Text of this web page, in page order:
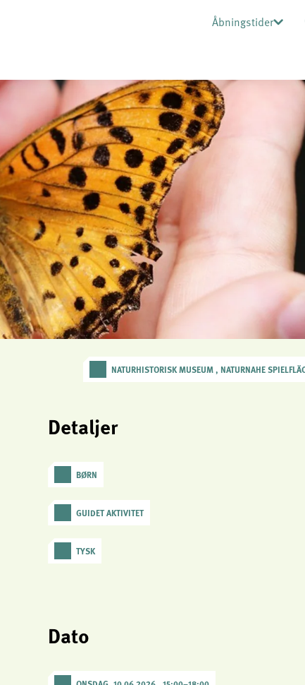
Åbningstider
NATURHISTORISK MUSEUM , NATURNAHE
Detaljer
BØRN
GUIDET AKTIVITET
TYSK
Dato